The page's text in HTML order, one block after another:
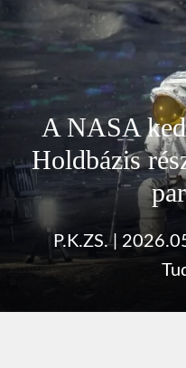
A NASA
Holdbázis
P.K.ZS.|